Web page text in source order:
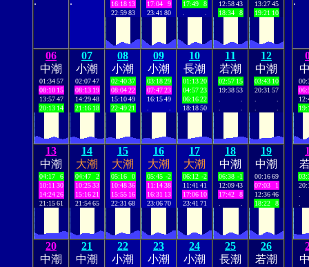
16:18 13
22:59 83
17:04
9
23:41 80
17:49
8
12:58 43
18:34
8
13:27 45
19:21 10
06
中潮
01:34 57
08:10 15
13:57 47
20:13 14
07
小潮
02:07 47
08:13 19
14:29 48
21:16 18
08
小潮
02:40 37
08:04 22
15:10 49
22:49 21
09
小潮
03:18 29
07:47 23
16:15 49
10
長潮
01:13 20
04:57 23
06:16 22
18:18 50
11
若潮
02:57 15
19:38 53
12
中潮
03:43 10
20:31 57
13
中潮
04:17
6
10:11 30
14:24 26
21:15 61
14
大潮
04:47
2
10:25 33
15:16 21
21:54 65
15
大潮
05:16
0
10:48 36
15:55 16
22:31 68
16
大潮
05:45 -2
11:14 38
16:31 13
23:06 70
17
大潮
06:12 -2
11:41 41
17:06 10
23:41 71
18
中潮
06:38 -1
12:09 43
17:42
8
19
中潮
00:16 69
07:03
1
12:36 46
18:22
8
20
中潮
21
中潮
22
小潮
23
小潮
24
小潮
25
長潮
26
若潮